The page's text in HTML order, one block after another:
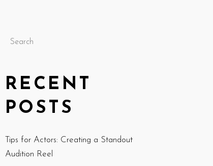
Search
RECENT
POSTS
Tips for Actors: Creating a Standout
Audition Reel